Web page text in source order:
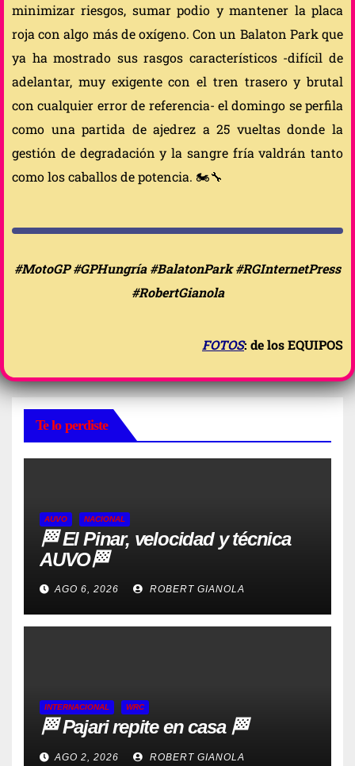
minimizar riesgos, sumar podio y mantener la placa
roja con algo más de oxígeno. Con un Balaton Park que
ya ha mostrado sus rasgos característicos -difícil de
adelantar, muy exigente con el tren trasero y brutal
con cualquier error de referencia- el domingo se perfila
como una partida de ajedrez a 25 vueltas donde la
gestión de degradación y la sangre fría valdrán tanto
como los caballos de potencia. 🏍️🔧
#MotoGP #GPHungría #BalatonPark #RGInternetPress
#RobertGianola
FOTOS: de los EQUIPOS
Te lo perdiste
AUVO NACIONAL
🏁 El Pinar, velocidad y técnica
AUVO🏁
AGO 6, 2026 ROBERT GIANOLA
INTERNACIONAL WRC
🏁 Pajari repite en casa 🏁
AGO 2, 2026 ROBERT GIANOLA